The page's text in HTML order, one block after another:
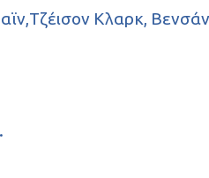
Κλαρκ,